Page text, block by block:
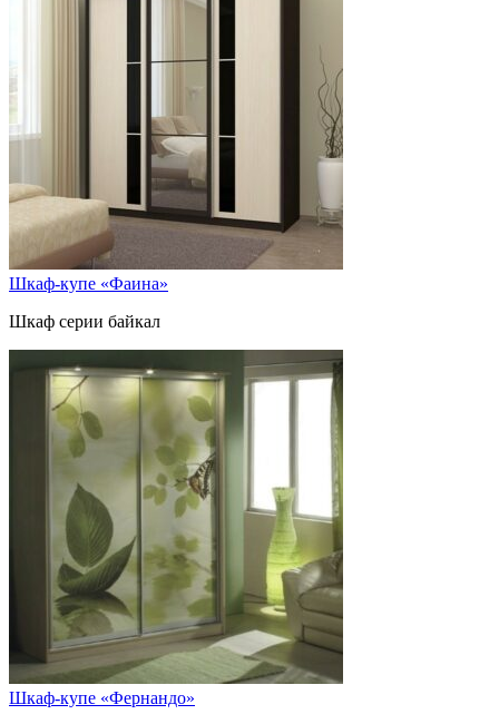
Шкаф-купе «Фаина»
Шкаф серии байкал
Шкаф-купе «Фернандо»